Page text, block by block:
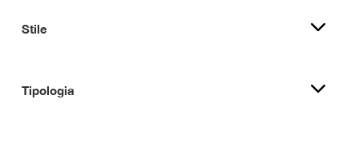
Stile
Tipologia